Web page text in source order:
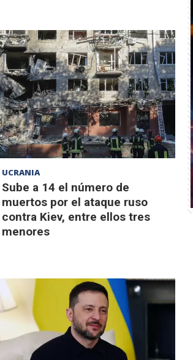
UCRANIA
Sube a 14 el número de
muertos por el ataque ruso
contra Kiev, entre ellos tres
menores